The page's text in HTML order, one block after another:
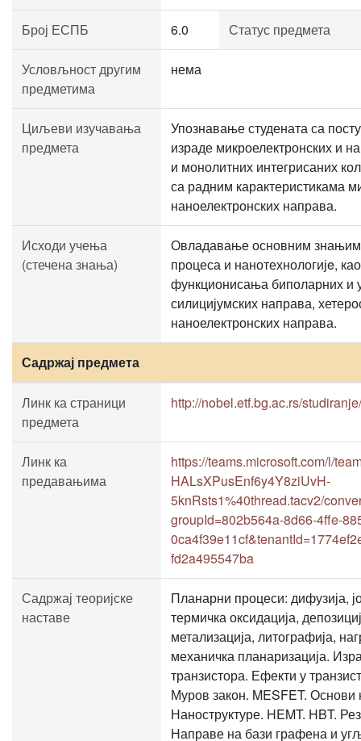
Број ЕСПБ 6.0 Статус предмета
Условљност другим
предметима
нема
Циљеви изучавања
предмета
Упознавање студената са
израде микроелектронских и
и монолитних интегрисаних
са радним карактеристикама
наноелектронских направа.
Исходи учења
(стечена знања)
Овладавање основним
процеса и нанотехнологијe,
функционисања биполарних и
силицијумских направа,
наноелектронских направа.
Садржај предмета
Линк ка страници
предмета
http://nobel.etf.bg.ac.rs/
Линк ка
предавањима
https://teams.microsoft.com/l/
HALsXPusEnf6y4Y8ziUvH-
5knRsts1%40thread.tacv2/
groupId=802b564a-8d66-4ffe-
fd2a495547ba
Садржај теоријске
наставе
Планарни процеси: дифузија,
термичка оксидација,
метализација, литографија,
механичка планаризација.
транзистора. Ефекти у
Муров закон. MESFET. Основи
Наноструктуре. HEMT. HBT.
Направе на бази графена и